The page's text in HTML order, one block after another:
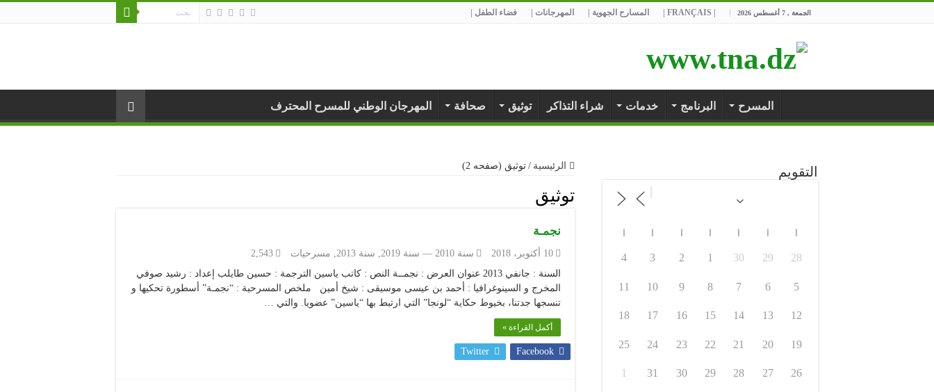
الجمعة , 7 أغسطس 2026 المسارح الجهوية | المهرجانات | فضاء الطفل |
المسرح البرنامج خدمات شراء التذاكر توثيق صحافة المهرجان الوطني للمسرح المحترف
الرئيسية / توثيق (صفحه 2)
توثيق
نجمـة
10 أكتوبر، 2018 سنة 2010 — سنة 2019 سنة 2013 مسرحيات
2,543
السنة : جانفي 2013 عنوان العرض : نجمــة النص : كاتب ياسين الترجمة : حسين طايلب إعداد : رشيد صوفي
المخرج و السينوغرافيا : أحمد بن عيسى موسيقى : شيخ أمين ملخص المسرحية : “نجمـة” أسطورة تحكيها و
تنسجها جدتنا، بخيوط حكاية “لونجا” التي ارتبط بها “ياسين” عضويا. والتي …
أكمل القراءة »
Facebook
Twitter
التقويم
ا ا ا ا ا ا ا
28
29
30
1
2
3
4
5
6
7
8
9
10
11
12
13
14
15
16
17
18
19
20
21
22
23
24
25
26
27
28
29
30
31
1